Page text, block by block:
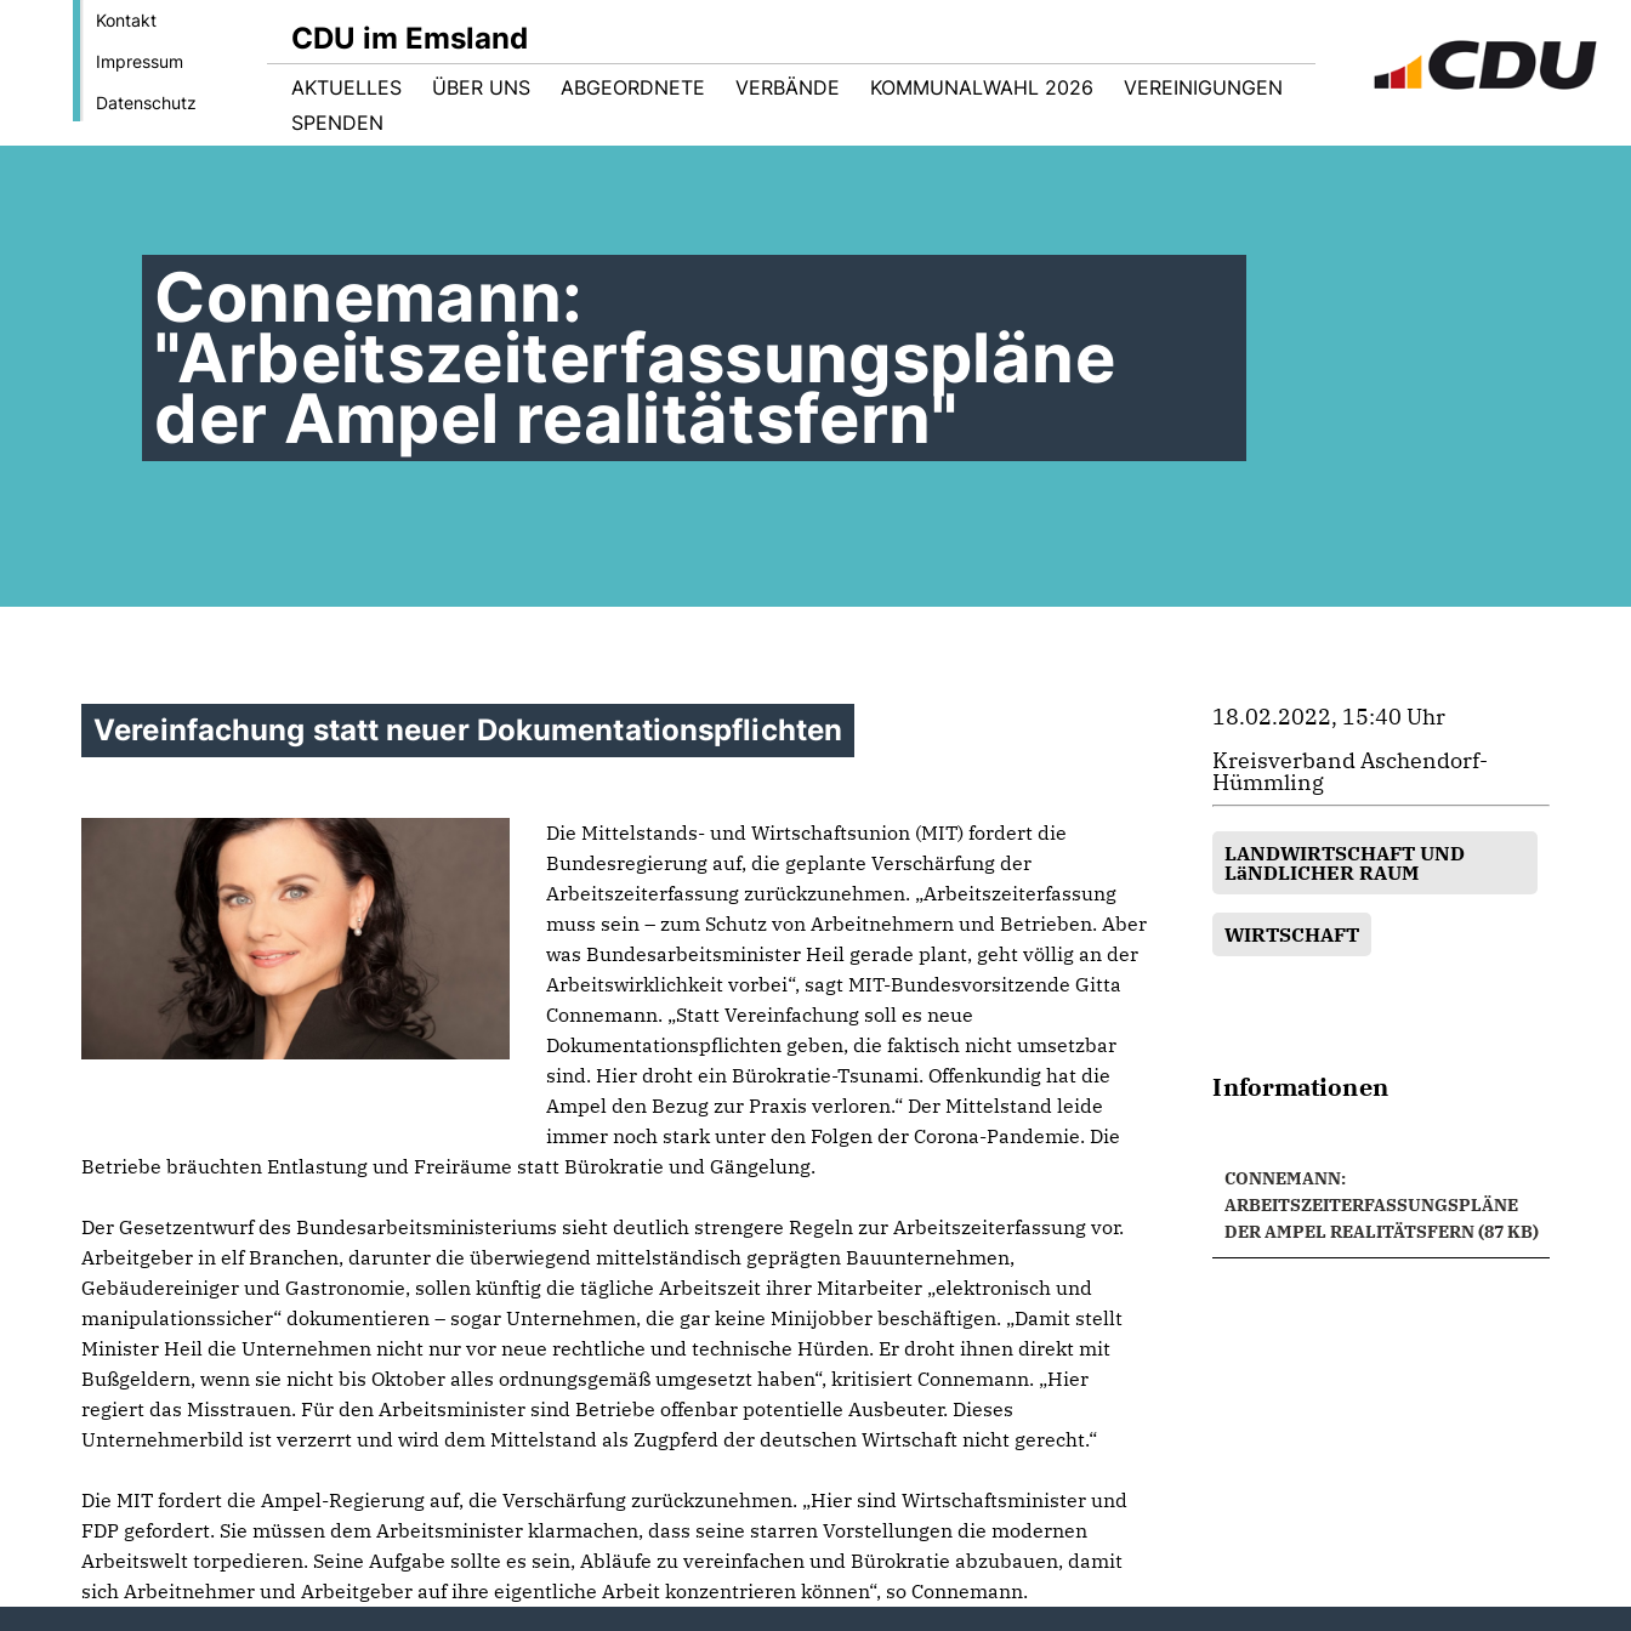
Kontakt
Impressum
Datenschutz
CDU im Emsland
AKTUELLES ÜBER UNS ABGEORDNETE VERBÄNDE KOMMUNALWAHL 2026
VEREINIGUNGEN
SPENDEN
Connemann:
"Arbeitszeiterfassungspläne
der Ampel realitätsfern"
Vereinfachung statt neuer Dokumentationspflichten
Die Mittelstands- und Wirtschaftsunion (MIT) fordert die
Bundesregierung auf, die geplante Verschärfung der
Arbeitszeiterfassung zurückzunehmen. „Arbeitszeiterfassung
muss sein – zum Schutz von Arbeitnehmern und Betrieben. Aber
was Bundesarbeitsminister Heil gerade plant, geht völlig an der
Arbeitswirklichkeit vorbei“, sagt MIT-Bundesvorsitzende Gitta
Connemann. „Statt Vereinfachung soll es neue
Dokumentationspflichten geben, die faktisch nicht umsetzbar
sind. Hier droht ein Bürokratie-Tsunami. Offenkundig hat die
Ampel den Bezug zur Praxis verloren.“ Der Mittelstand leide
immer noch stark unter den Folgen der Corona-Pandemie. Die
Betriebe bräuchten Entlastung und Freiräume statt Bürokratie und Gängelung.
Der Gesetzentwurf des Bundesarbeitsministeriums sieht deutlich strengere Regeln zur Arbeitszeiterfassung vor.
Arbeitgeber in elf Branchen, darunter die überwiegend mittelständisch geprägten Bauunternehmen,
Gebäudereiniger und Gastronomie, sollen künftig die tägliche Arbeitszeit ihrer Mitarbeiter „elektronisch und
manipulationssicher“ dokumentieren – sogar Unternehmen, die gar keine Minijobber beschäftigen. „Damit stellt
Minister Heil die Unternehmen nicht nur vor neue rechtliche und technische Hürden. Er droht ihnen direkt mit
Bußgeldern, wenn sie nicht bis Oktober alles ordnungsgemäß umgesetzt haben“, kritisiert Connemann. „Hier
regiert das Misstrauen. Für den Arbeitsminister sind Betriebe offenbar potentielle Ausbeuter. Dieses
Unternehmerbild ist verzerrt und wird dem Mittelstand als Zugpferd der deutschen Wirtschaft nicht gerecht.“
Die MIT fordert die Ampel-Regierung auf, die Verschärfung zurückzunehmen. „Hier sind Wirtschaftsminister und
FDP gefordert. Sie müssen dem Arbeitsminister klarmachen, dass seine starren Vorstellungen die modernen
Arbeitswelt torpedieren. Seine Aufgabe sollte es sein, Abläufe zu vereinfachen und Bürokratie abzubauen, damit
sich Arbeitnehmer und Arbeitgeber auf ihre eigentliche Arbeit konzentrieren können“, so Connemann.
18.02.2022, 15:40 Uhr
Kreisverband Aschendorf-
Hümmling
LANDWIRTSCHAFT UND
LäNDLICHER RAUM
WIRTSCHAFT
Informationen
CONNEMANN:
ARBEITSZEITERFASSUNGSPLÄNE
DER AMPEL REALITÄTSFERN (87 KB)